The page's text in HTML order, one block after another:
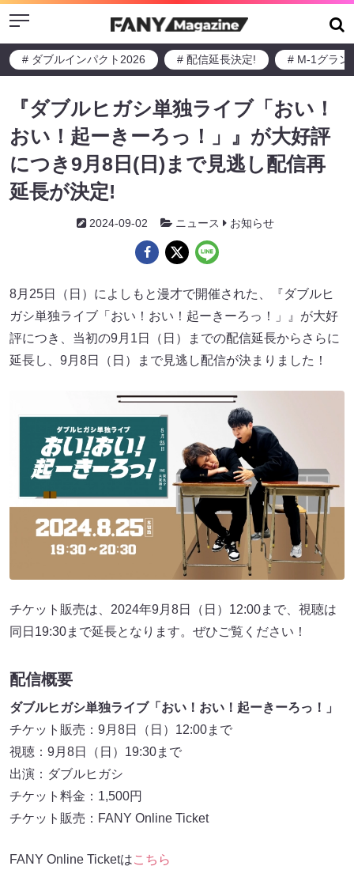
Menu
# ダブルインパクト2026 # 配信延長決定! # M-1グラン
『ダブルヒガシ単独ライブ「おい！
おい！起ーきーろっ！」』が大好評
につき9月8日(日)まで見逃し配信再
延長が決定!
2024-09-02 ニュース お知らせ
8月25日（日）によしもと漫才で開催された、『ダブルヒ
ガシ単独ライブ「おい！おい！起ーきーろっ！」』が大好
評につき、当初の9月1日（日）までの配信延長からさらに
延長し、9月8日（日）まで見逃し配信が決まりました！
チケット販売は、2024年9月8日（日）12:00まで、視聴は
同日19:30まで延長となります。ぜひご覧ください！
配信概要
ダブルヒガシ単独ライブ「おい！おい！起ーきーろっ！」
チケット販売：9月8日（日）12:00まで
視聴：9月8日（日）19:30まで
出演：ダブルヒガシ
チケット料金：1,500円
チケット販売：FANY Online Ticket
FANY Online Ticketはこちら